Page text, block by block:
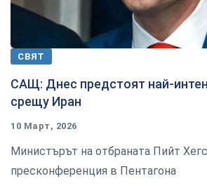
СВЯТ
САЩ: Днес предстоят най-
срещу Иран
10 Март, 2026
Министърът на отбраната Пийт
пресконференция в Пентагона